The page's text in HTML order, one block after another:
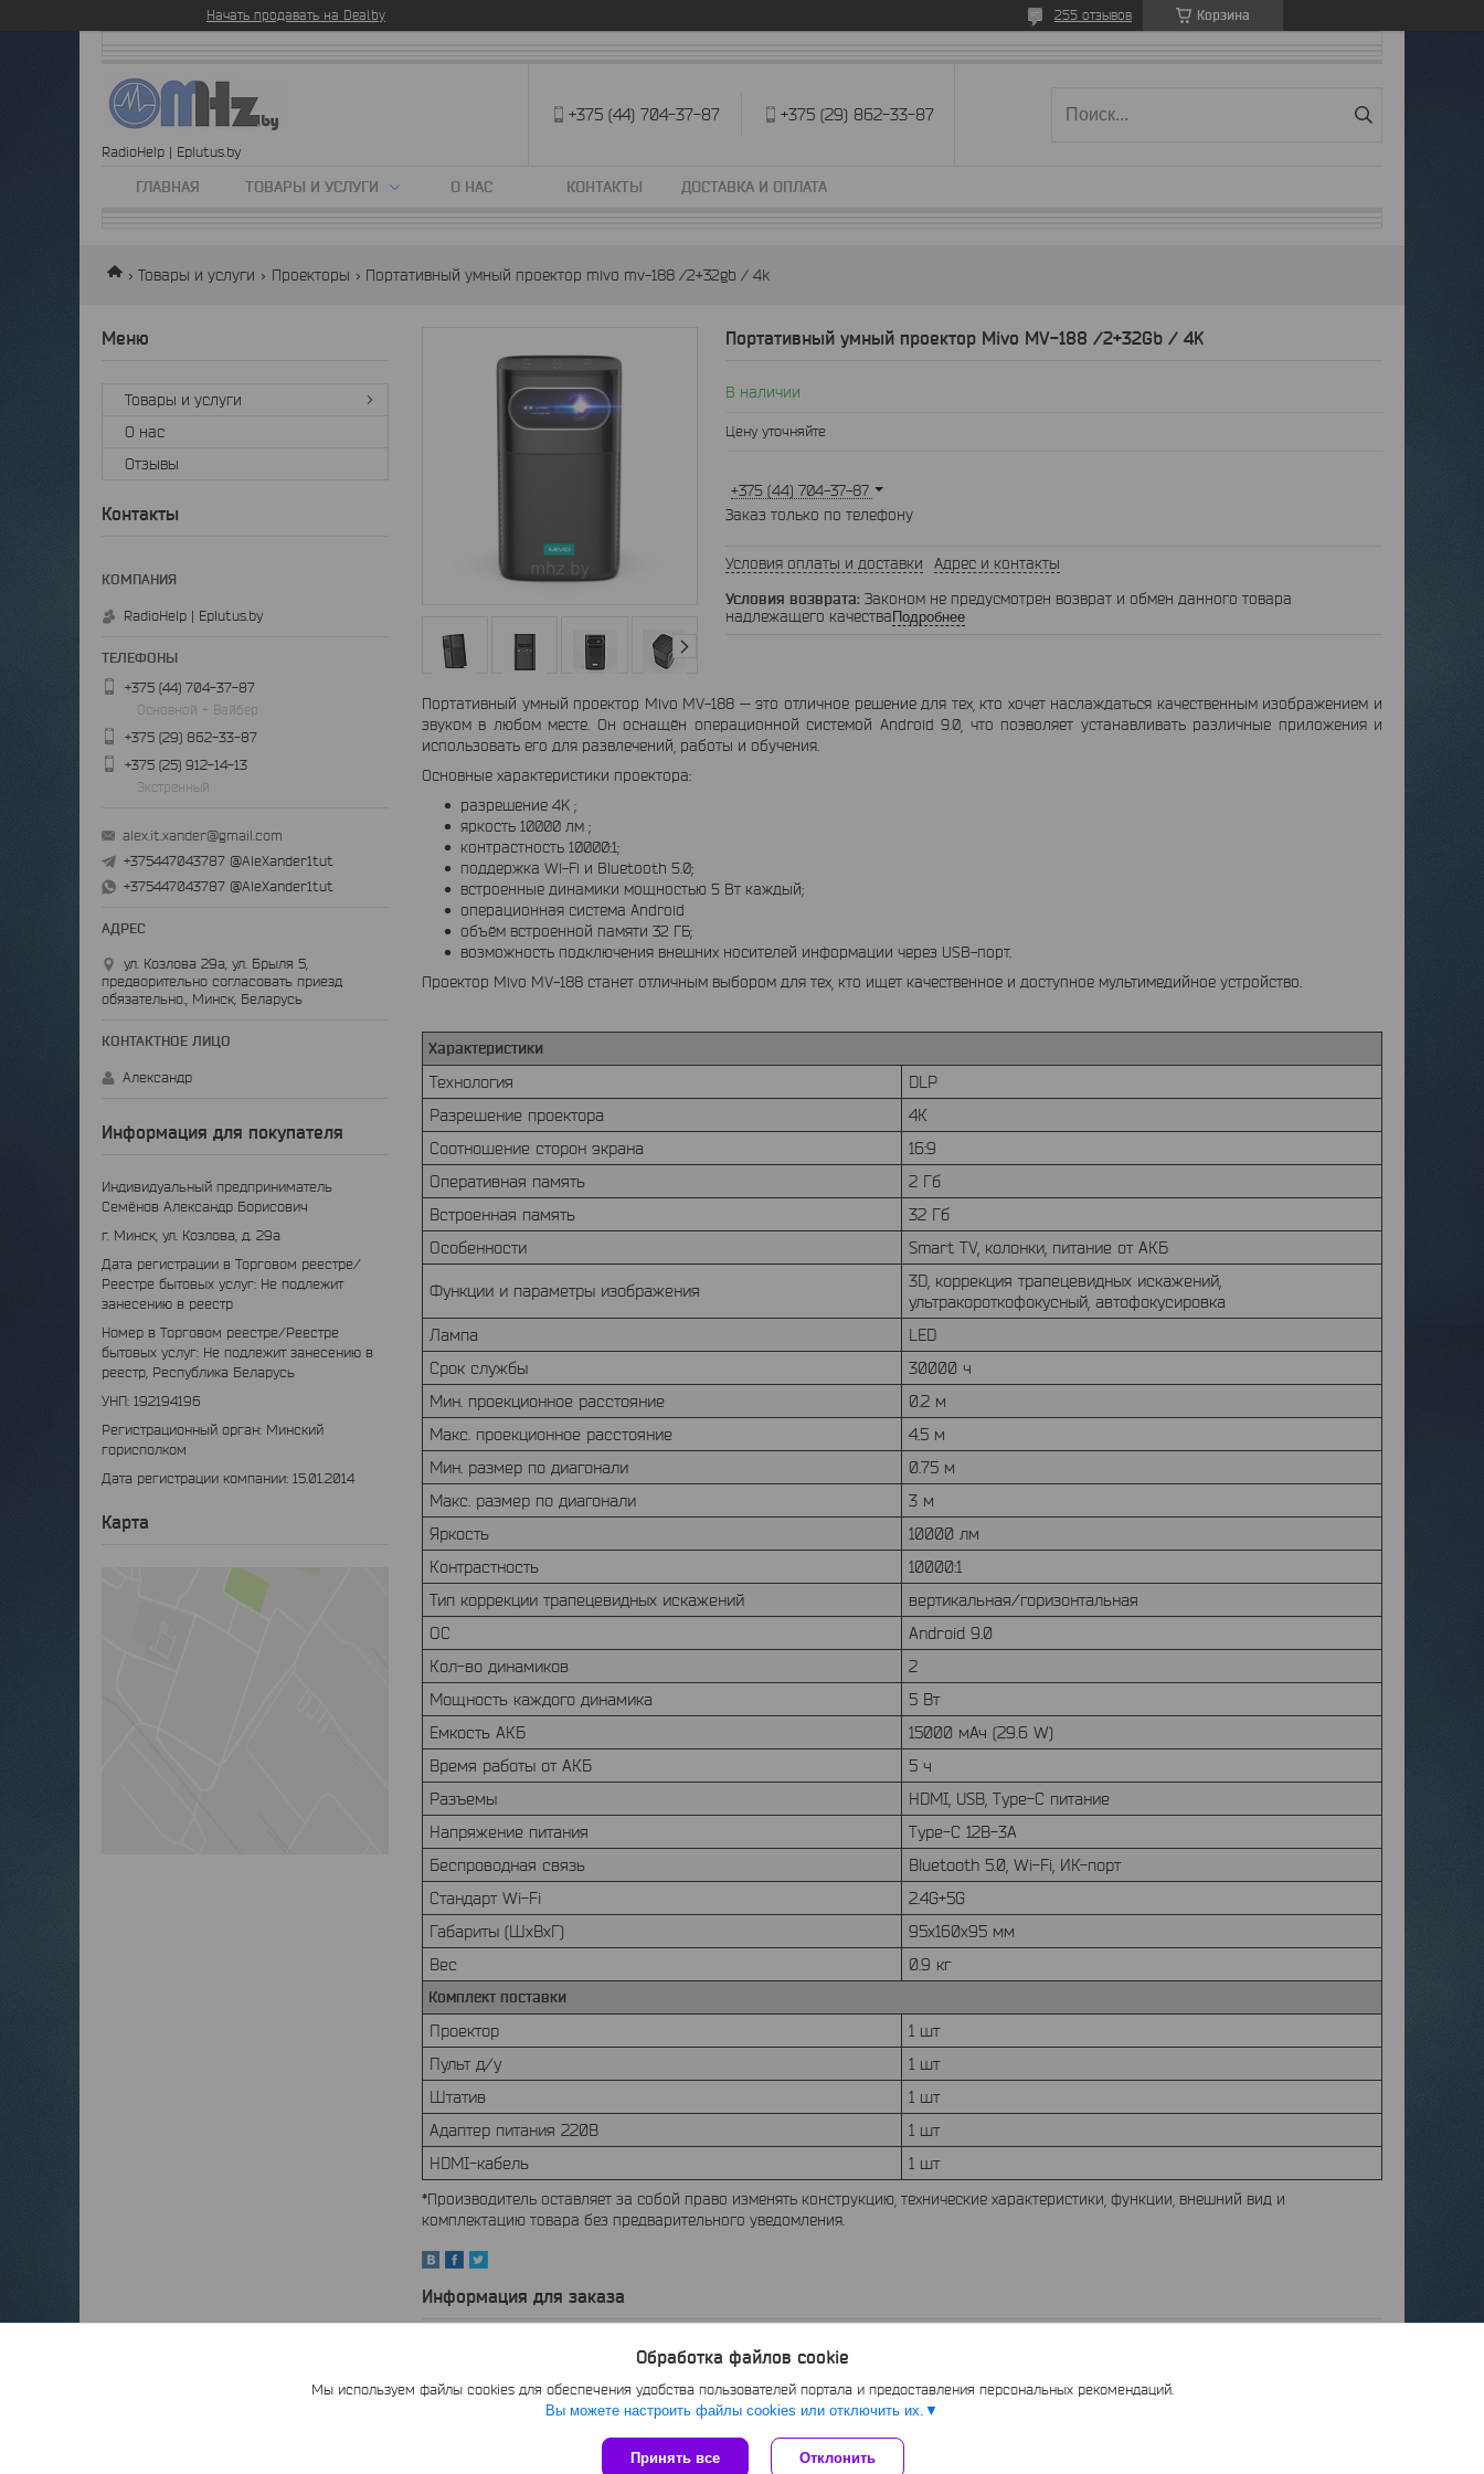
Начать продавать на Deal.by Корзина
255 отзывов
RadioHelp | Eplutus.by
+375 (44) 704-37-87 +375 (29) 862-33-87
ГЛАВНАЯ ТОВАРЫ И УСЛУГИ О НАС КОНТАКТЫ ДОСТАВКА И ОПЛАТА
Товары и услуги Проекторы Портативный умный проектор mivo mv-188 /2+32gb / 4k
Портативный умный проектор Mivo MV-188 /2+32Gb / 4K
В наличии
Цену уточняйте
+375 (44) 704-37-87
Заказ только по телефону
Условия оплаты и доставки
Адрес и контакты
Законом не предусмотрен возврат и обмен данного товара
надлежащего качества Подробнее
Портативный умный проектор Mivo MV-188 — это отличное решение для тех, кто хочет наслаждаться качественным изображением и
звуком в любом месте. Он оснащён операционной системой Android 9.0, что позволяет устанавливать различные приложения и
использовать его для развлечений, работы и обучения.
Основные характеристики проектора:
разрешение 4K ;
яркость 10000 лм ;
контрастность 10000:1;
поддержка Wi-Fi и Bluetooth 5.0;
встроенные динамики мощностью 5 Вт каждый;
операционная система Android
объём встроенной памяти 32 ГБ;
возможность подключения внешних носителей информации через USB-порт.
Проектор Mivo MV-188 станет отличным выбором для тех, кто ищет качественное и доступное мультимедийное устройство.
Характеристики
Технология
DLP
Разрешение проектора
4К
Соотношение сторон экрана
16:9
Оперативная память
2 Гб
Встроенная память
32 Гб
Особенности
Smart TV, колонки, питание от АКБ
Функции и параметры изображения
3D, коррекция трапецевидных искажений,
ультракороткофокусный, автофокусировка
Лампа
LED
Срок службы
30000 ч
Мин. проекционное расстояние
0.2 м
Макс. проекционное расстояние
4.5 м
Мин. размер по диагонали
0.75 м
Макс. размер по диагонали
3 м
Яркость
10000 лм
Контрастность
10000:1
Тип коррекции трапецевидных искажений
вертикальная/горизонтальная
ОС
Android 9.0
Кол-во динамиков
2
Мощность каждого динамика
5 Вт
Емкость АКБ
15000 мАч (29.6 W)
Время работы от АКБ
5 ч
Разъемы
HDMI, USB, Type-C питание
Напряжение питания
Type-C 12В-3А
Беспроводная связь
Bluetooth 5.0, Wi-Fi, ИК-порт
Стандарт Wi-Fi
2.4G+5G
Габариты (ШхВхГ)
95х160х95 мм
Вес
0.9 кг
Комплект поставки
Проектор
1 шт
Пульт д/у
1 шт
Штатив
1 шт
Адаптер питания 220В
1 шт
HDMI-кабель
1 шт
*Производитель оставляет за собой право изменять конструкцию, технические характеристики, функции, внешний вид и
комплектацию товара без предварительного уведомления.
Информация для заказа
Товары и услуги
О нас
Отзывы
Контакты
RadioHelp | Eplutus.by
+375 (44) 704-37-87
Основной + Вайбер
+375 (29) 862-33-87
+375 (25) 912-14-13
Экстренный
alex.it.xander@gmail.com
+375447043787 @AleXander1tut
+375447043787 @AleXander1tut
ул. Козлова 29а, ул. Брыля 5,
предворительно согласовать приезд
обязательно., Минск, Беларусь
Александр
Информация для покупателя
Индивидуальный предприниматель
Семёнов Александр Борисович
г. Минск, ул. Козлова, д. 29а
Дата регистрации в Торговом реестре/
Реестре бытовых услуг: Не подлежит
занесению в реестр
Номер в Торговом реестре/Реестре
бытовых услуг: Не подлежит занесению в
реестр, Республика Беларусь
УНП: 192194196
Регистрационный орган: Минский
горисполком
Дата регистрации компании: 15.01.2014
Карта
Сайт создан на платформе Deal.by
Обработка файлов cookie
Мы используем файлы cookies для обеспечения удобства пользователей портала и предоставления персональных рекомендаций.
Вы можете настроить файлы cookies или отключить их.
Принять все Отклонить